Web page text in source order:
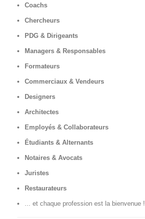
Coachs
Chercheurs
PDG & Dirigeants
Managers & Responsables
Formateurs
Commerciaux & Vendeurs
Designers
Architectes
Employés & Collaborateurs
Étudiants & Alternants
Notaires & Avocats
Juristes
Restaurateurs
... et chaque profession est la bienvenue !